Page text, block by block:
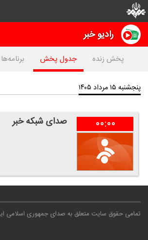
رادیو خبر
پخش زنده جدول پخش برنامه‌ها
پنجشنبه ۱۵ مرداد ۱۴۰۵
۰۰:۰۰ صدای شبكه خبر
تمامی حقوق سایت متعلق به صدای جمهوری اسلامی